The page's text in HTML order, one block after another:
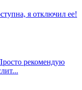
я отключил ее!
рекомендую